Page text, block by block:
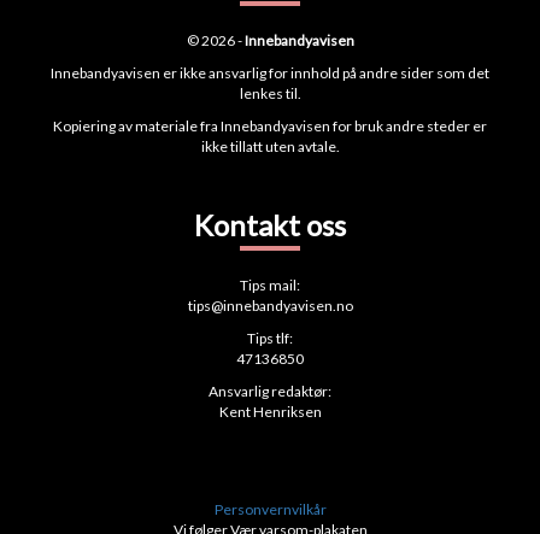
© 2026 -Innebandyavisen
Innebandyavisen er ikke ansvarlig for innhold på andre sider som det
lenkes til.
Kopiering av materiale fra Innebandyavisen for bruk andre steder er
ikke tillatt uten avtale.
Kontakt oss
Tips mail:
tips@innebandyavisen.no
Tips tlf:
47136850
Ansvarlig redaktør:
Kent Henriksen
Personvernvilkår
Vi følger Vær varsom-plakaten